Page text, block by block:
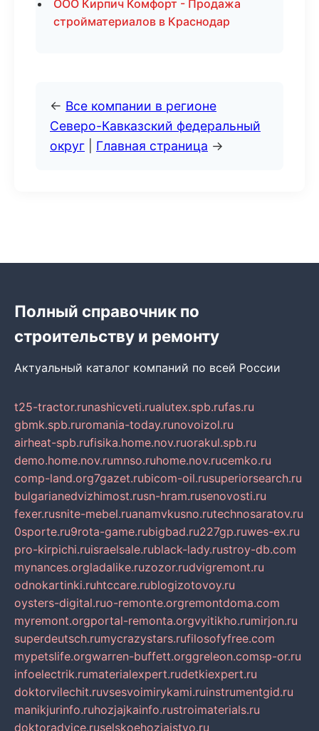
ООО Кирпич Комфорт - Продажа
стройматериалов в Краснодар
← Все компании в регионе
Северо-Кавказский федеральный
округ
Главная страница →
Полный справочник по
строительству и ремонту
Актуальный каталог компаний по всей России
t25-tractor.runashicveti.rualutex.spb.rufas.ru
gbmk.spb.ruromania-today.runovoizol.ru
airheat-spb.rufisika.home.nov.ruorakul.spb.ru
demo.home.nov.rumnso.ruhome.nov.rucemko.ru
comp-land.org7gazet.rubicom-oil.rusuperiorsearch.ru
bulgarianedvizhimost.rusn-hram.rusenovosti.ru
fexer.rusnite-mebel.ruanamvkusno.rutechnosaratov.ru
0sporte.ru9rota-game.rubigbad.ru227gp.ruwes-ex.ru
pro-kirpichi.ruisraelsale.rublack-lady.rustroy-db.com
mynances.orgladalike.ruzozor.rudvigremont.ru
odnokartinki.ruhtccare.rublogizotovoy.ru
oysters-digital.ruo-remonte.orgremontdoma.com
myremont.orgportal-remonta.orgvyitikho.rumirjon.ru
superdeutsch.rumycrazystars.rufilosofyfree.com
mypetslife.orgwarren-buffett.orggreleon.comsp-or.ru
infoelectrik.rumaterialexpert.rudetkiexpert.ru
doktorvilechit.ruvsesvoimirykami.ruinstrumentgid.ru
manikjurinfo.ruhozjajkainfo.rustroimaterials.ru
doktoradvice.ruselskoehozjajstvo.ru